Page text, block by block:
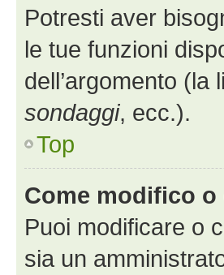
Potresti aver
le tue funzioni
dell’argomento (la
sondaggi, ecc.).
Top
Come modifico
Puoi modificare o
sia un